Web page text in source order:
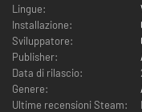
Lingue:
Installazione:
Sviluppatore:
Publisher:
Data di rilascio:
Genere:
Ultime recensioni Steam: